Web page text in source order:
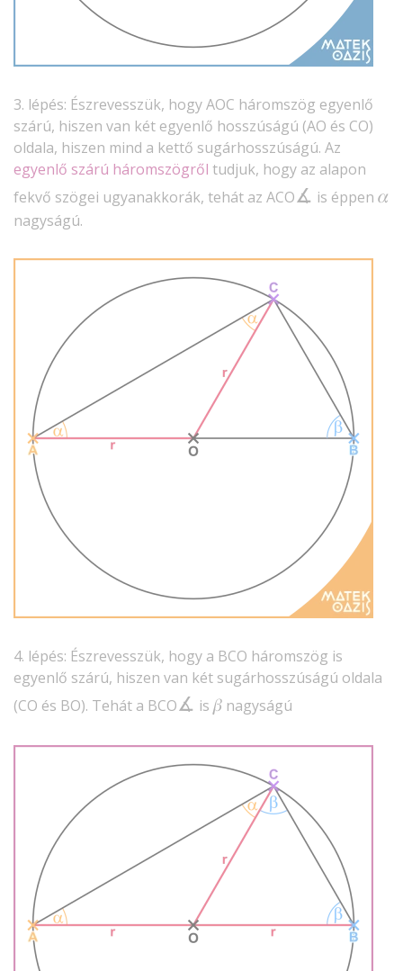
3. lépés: Észrevesszük, hogy AOC háromszög egyenlő
szárú, hiszen van két egyenlő hosszúságú (AO és CO)
oldala, hiszen mind a kettő sugárhosszúságú. Az
egyenlő szárú háromszögről tudjuk, hogy az alapon
fekvő szögei ugyanakkorák, tehát az ACO∡ is éppen 𝛼
nagyságú.
4. lépés: Észrevesszük, hogy a BCO háromszög is
egyenlő szárú, hiszen van két sugárhosszúságú oldala
(CO és BO). Tehát a BCO∡ is 𝛽 nagyságú